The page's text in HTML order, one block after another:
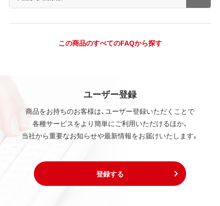
この商品のすべてのFAQから探す
ユーザー登録
商品をお持ちのお客様は、ユーザー登録いただくことで
各種サービスをより簡単にご利用いただけるほか、
当社から重要なお知らせや最新情報をお届けいたします。
登録する